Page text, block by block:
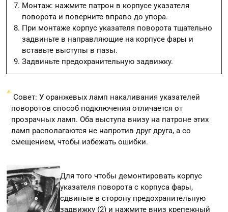
Монтаж: нажмите патрон в корпусе указателя
поворота и поверните вправо до упора.
При монтаже корпус указателя поворота тщательно
задвиньте в направляющие на корпусе фары и
вставьте выступы в пазы.
Задвиньте предохранительную задвижку.
Совет: У оранжевых ламп накаливания указателей
поворотов способ подключения отличается от
прозрачных ламп. Оба выступа внизу на патроне этих
ламп располагаются не напротив друг друга, а со
смещением, чтобы избежать ошибки.
Для того чтобы демонтировать корпус
указателя поворота с корпуса фары,
сдвиньте в сторону предохранительную
задвижку (2) и нажмите вниз крепежный